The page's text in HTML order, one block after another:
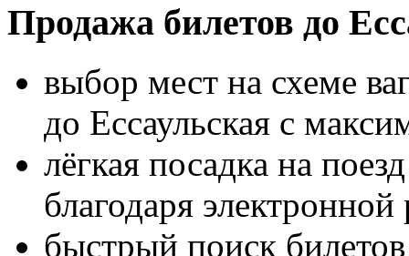
Продажа билетов до
выбор мест на схеме
до Ессаульская с
лёгкая посадка на
благодаря
быстрый поиск